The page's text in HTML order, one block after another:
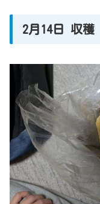
2月14日 収穫